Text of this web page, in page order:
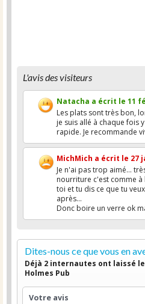
L'avis des visiteurs
Natacha a écrit le 11
Les plats sont très bon,
je suis allé à chaque fois
rapide. Je recommande
MichMich a écrit le 27
Je n'ai pas trop aimé...
nourriture c'est comme
toi et tu dis ce que tu
après...
Donc boire un verre ok
Dites-nous ce que vous en
Déjà 2 internautes ont laissé
Holmes Pub
Votre avis